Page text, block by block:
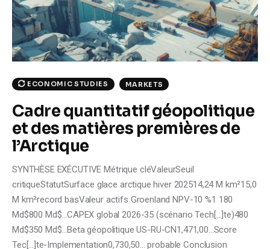
Climate
Markets
Shop
ECONOMIC STUDIES MARKETS
Cadre quantitatif géopolitique
et des matières premières de
l’Arctique
SYNTHÈSE EXÉCUTIVE Métrique cléValeurSeuil
critiqueStatutSurface glace arctique hiver 202514,24 M km²15,0
M km²record basValeur actifs Groenland NPV-10 %1 180
Md$800 Md$...CAPEX global 2026-35 (scénario Tech[...]te)480
Md$350 Md$...Beta géopolitique US-RU-CN1,471,00...Score
Tec[...]te-Implementation0,730,50... probable Conclusion